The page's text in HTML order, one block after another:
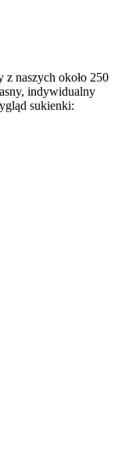
z naszych około 250
indywidualny
sukienki: